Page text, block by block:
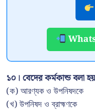
১০। বেদের কর্মকান্ড বলা
(ক) আরণ্যক ও উপনিষদকে
(খ) উপনিষদ ও ব্রাহ্মণকে